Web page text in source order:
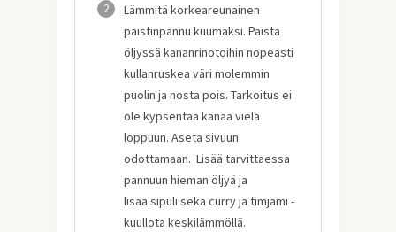
2
Lämmitä korkeareunainen
paistinpannu kuumaksi. Paista
öljyssä kananrinotoihin nopeasti
kullanruskea väri molemmin
puolin ja nosta pois. Tarkoitus ei
ole kypsentää kanaa vielä
loppuun. Aseta sivuun
odottamaan. Lisää tarvittaessa
pannuun hieman öljyä ja
lisää sipuli sekä curry ja timjami -
kuullota keskilämmöllä.